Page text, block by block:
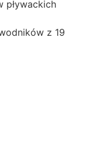
pływackich
z 19